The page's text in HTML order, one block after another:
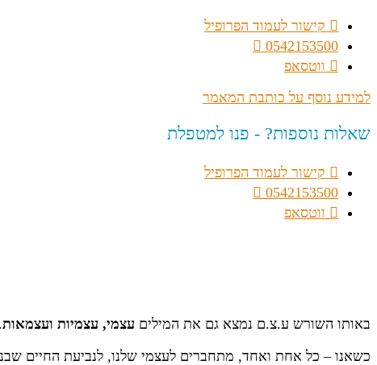
קישור לעמוד הפרופיל
0542153500
ווטסאפ
למידע נוסף על כותבת המאמר
שאלות נוספות? - פנו למטפלת
קישור לעמוד הפרופיל
0542153500
ווטסאפ
באותו השורש ע.צ.ם נמצא גם את המילים עצמי, עצמיות ועצמאות.
כשאנו – כל אחת ואחד, מתחברים לעצמי שלנו, לנביעת החיים